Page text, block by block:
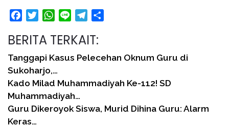
FacebookTwitterWhatsApp
Line Telegram
BERITA TERKAIT:
Tanggapi Kasus Pelecehan Oknum Guru di
Sukoharjo,…
Kado Milad Muhammadiyah Ke-112! SD
Muhammadiyah…
Guru Dikeroyok Siswa, Murid Dihina Guru: Alarm
Keras…